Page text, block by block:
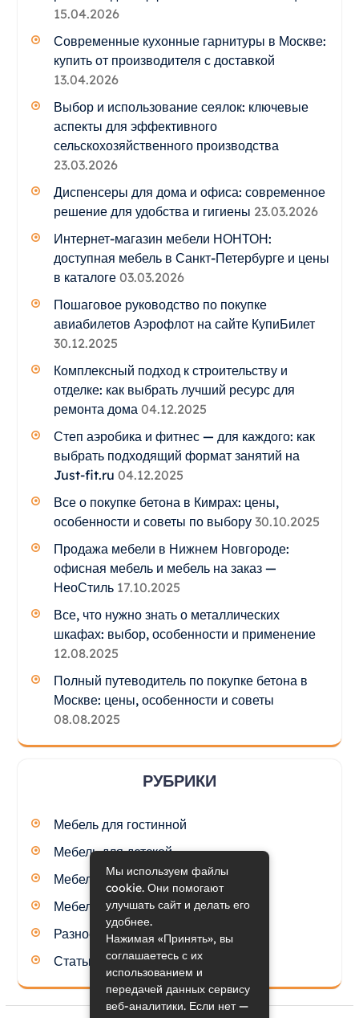
15.04.2026
Современные кухонные гарнитуры в Москве:
купить от производителя с доставкой
13.04.2026
Выбор и использование сеялок: ключевые
аспекты для эффективного
сельскохозяйственного производства
23.03.2026
Диспенсеры для дома и офиса: современное
решение для удобства и гигиены 23.03.2026
Интернет-магазин мебели НОНТОН:
доступная мебель в Санкт-Петербурге и цены
в каталоге 03.03.2026
Пошаговое руководство по покупке
авиабилетов Аэрофлот на сайте КупиБилет
30.12.2025
Комплексный подход к строительству и
отделке: как выбрать лучший ресурс для
ремонта дома 04.12.2025
Степ аэробика и фитнес — для каждого: как
выбрать подходящий формат занятий на
Just-fit.ru 04.12.2025
Все о покупке бетона в Кимрах: цены,
особенности и советы по выбору 30.10.2025
Продажа мебели в Нижнем Новгороде:
офисная мебель и мебель на заказ —
НеоСтиль 17.10.2025
Все, что нужно знать о металлических
шкафах: выбор, особенности и применение
12.08.2025
Полный путеводитель по покупке бетона в
Москве: цены, особенности и советы
08.08.2025
РУБРИКИ
Мебель для гостинной
Мебель для детской
Мебель для кухни
Мебель для спальни
Разное
Статьи
Мы используем файлы
cookie. Они помогают
улучшать сайт и делать его
удобнее.
Нажимая «Принять», вы
соглашаетесь с их
использованием и
передачей данных сервису
веб-аналитики. Если нет —